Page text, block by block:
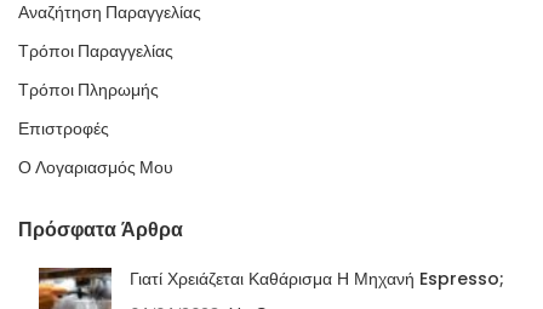
Αναζήτηση Παραγγελίας
Τρόποι Παραγγελίας
Τρόποι Πληρωμής
Επιστροφές
Ο Λογαριασμός Μου
Πρόσφατα Άρθρα
Γιατί Χρειάζεται Καθάρισμα Η Μηχανή Espresso;